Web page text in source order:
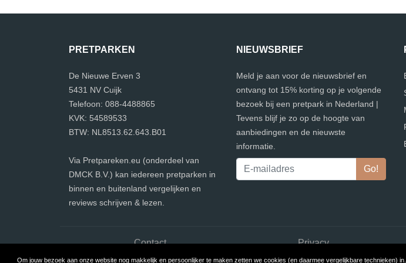
Om jouw bezoek aan onze website nog makkelijk en persoonlijker te maken zetten we cookies (en daarmee vergelijkbare technieken)
PRETPARKEN
De Nieuwe Erven 3
5431 NV Cuijk
Telefoon: 088-4488865
KVK: 54589533
BTW: NL8513.62.643.B01
Via Pretpareken.eu (onderdeel van
DMCK B.V.) kan iedereen pretparken in
binnen en buitenland vergelijken en
reviews schrijven & lezen.
NIEUWSBRIEF
Meld je aan voor de nieuwsbrief en
ontvang tot 15% korting op je volgende
bezoek bij een pretpark in Nederland |
Tevens blijf je zo op de hoogte van
aanbiedingen en de nieuwste
informatie.
Contact Privacy